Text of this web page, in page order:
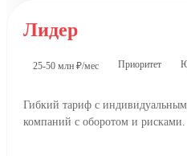
Лидер
25-50 млн ₽/мес Приоритет
Гибкий тариф с
компаний с оборотом и рисками.